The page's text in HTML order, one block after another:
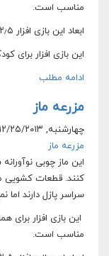
مناسب است.
ابعاد این بازی افزار ۲٫۵ × ۲۵ × ۳۳٫۵ سانتی متر است.
این بازی افزار برای کودکان ۲ تا ۶ سال
ادامه مطلب
مزرعه ماز
چهارشنبه, ۱۲/۲۵/۲۰۱۳ - ۱۰:۰۷
مزرعه ماز
کنند. قطعات کشویی
سراسر پازل دارند
این بازی افزار
مناسب است.